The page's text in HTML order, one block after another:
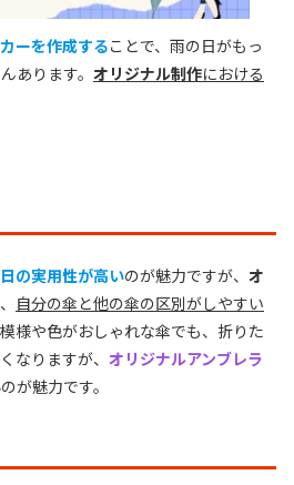
ーを作成することで、雨の日がもっ
あります。 オリジナル制作における
の実用性が高いのが魅力ですが、 オ
自分の傘と他の傘の区別がしやすい
様や色がおしゃれな傘でも、折りた
なりますが、 オリジナルアンブレラ
のが魅力です。